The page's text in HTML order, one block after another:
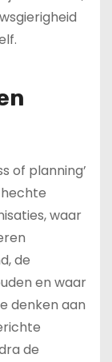
of planning’
waar
de
en waar
denken aan
de